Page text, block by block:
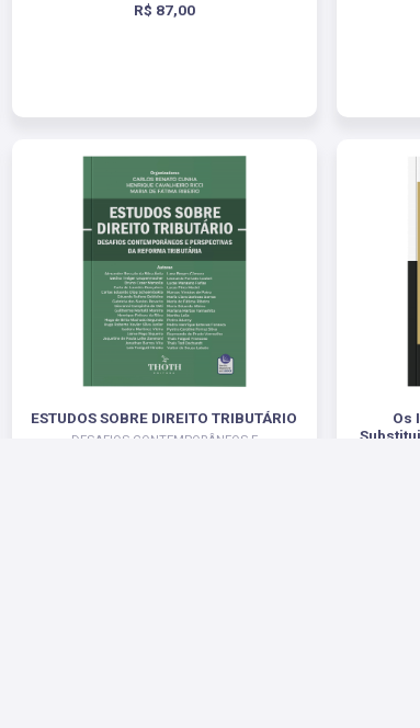
R$ 87,00
ESTUDOS SOBRE DIREITO TRIBUTÁRIO
DESAFIOS CONTEMPORÂNEOS E
Os